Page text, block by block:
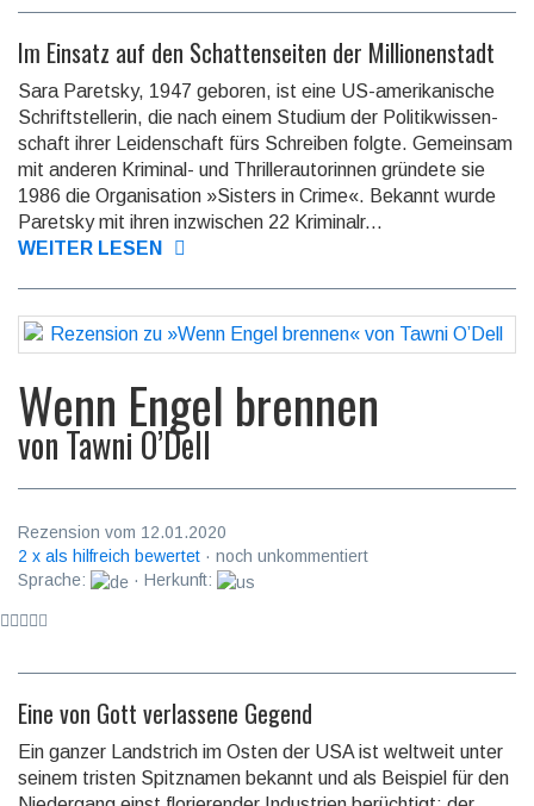
Im Einsatz auf den Schattenseiten der Millionenstadt
Sara Paretsky, 1947 geboren, ist eine US-amerikanische
Schriftstellerin, die nach einem Studium der Politik­wissen­
schaft ihrer Leiden­schaft fürs Schreiben folgte. Gemein­sam
mit anderen Krimi­nal- und Thriller­auto­rinnen gründete sie
1986 die Organi­sation »Sisters in Crime«. Bekannt wurde
Paretsky mit ihren inzwi­schen 22 Kriminalr...
WEITER LESEN
Wenn Engel brennen
vonTawni O’Dell
Rezension vom 12.01.2020
2 x als hilfreich bewertet · noch unkommentiert
Sprache:
· Herkunft:
Eine von Gott verlassene Gegend
Ein ganzer Landstrich im Osten der USA ist weltweit unter
seinem tristen Spitz­namen bekannt und als Beispiel für den